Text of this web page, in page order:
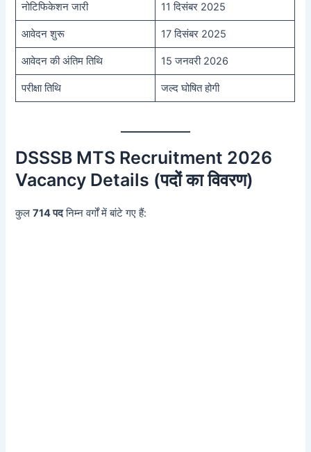
नोटिफिकेशन जारी 11 दिसंबर 2025
आवेदन शुरू 17 दिसंबर 2025
आवेदन की अंतिम तिथि 15 जनवरी 2026
परीक्षा तिथि जल्द घोषित होगी
DSSSB MTS Recruitment 2026
Vacancy Details (पदों का विवरण)
कुल714 पदनिम्न वर्गों में बांटे गए हैं: